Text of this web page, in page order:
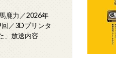
鹿力／2026年
／3Dプリンタ
」放送内容